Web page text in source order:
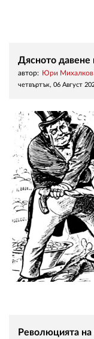
Дясното давене
автор: Юри Михалков
четвъртък, 06 Август
Революцията на